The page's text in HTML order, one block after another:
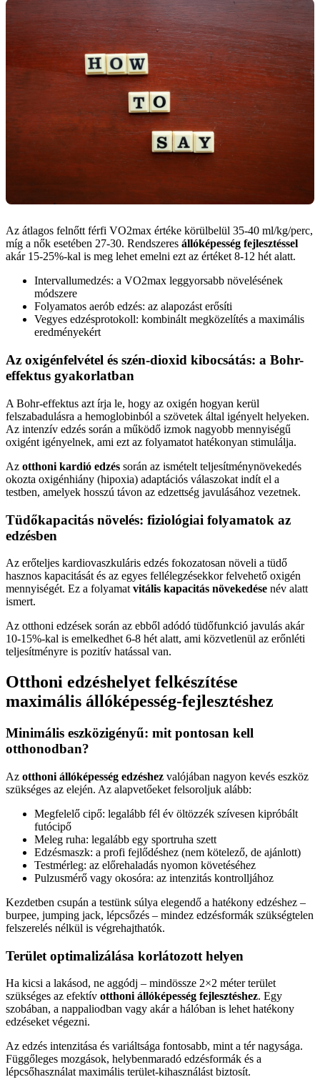
Az átlagos felnőtt férfi VO2max értéke körülbelül 35-40 ml/kg/perc,
míg a nők esetében 27-30. Rendszeres állóképesség fejlesztéssel
akár 15-25%-kal is meg lehet emelni ezt az értéket 8-12 hét alatt.
Intervallumedzés: a VO2max leggyorsabb növelésének
módszere
Folyamatos aerób edzés: az alapozást erősíti
Vegyes edzésprotokoll: kombinált megközelítés a maximális
eredményekért
Az oxigénfelvétel és szén-dioxid kibocsátás: a Bohr-
effektus gyakorlatban
A Bohr-effektus azt írja le, hogy az oxigén hogyan kerül
felszabadulásra a hemoglobinból a szövetek által igényelt helyeken.
Az intenzív edzés során a működő izmok nagyobb mennyiségű
oxigént igényelnek, ami ezt az folyamatot hatékonyan stimulálja.
Az otthoni kardió edzés során az ismételt teljesítménynövekedés
okozta oxigénhiány (hipoxia) adaptációs válaszokat indít el a
testben, amelyek hosszú távon az edzettség javulásához vezetnek.
Tüdőkapacitás növelés: fiziológiai folyamatok az
edzésben
Az erőteljes kardiovaszkuláris edzés fokozatosan növeli a tüdő
hasznos kapacitását és az egyes fellélegzésekkor felvehető oxigén
mennyiségét. Ez a folyamat vitális kapacitás növekedése név alatt
ismert.
Az otthoni edzések során az ebből adódó tüdőfunkció javulás akár
10-15%-kal is emelkedhet 6-8 hét alatt, ami közvetlenül az erőnléti
teljesítményre is pozitív hatással van.
Otthoni edzéshelyet felkészítése
maximális állóképesség-fejlesztéshez
Minimális eszközigényű: mit pontosan kell
otthonodban?
Az otthoni állóképesség edzéshez valójában nagyon kevés eszköz
szükséges az elején. Az alapvetőeket felsoroljuk alább:
Megfelelő cipő: legalább fél év öltözzék szívesen kipróbált
futócipő
Meleg ruha: legalább egy sportruha szett
Edzésmaszk: a profi fejlődéshez (nem kötelező, de ajánlott)
Testmérleg: az előrehaladás nyomon követéséhez
Pulzusmérő vagy okosóra: az intenzitás kontrolljához
Kezdetben csupán a testünk súlya elegendő a hatékony edzéshez –
burpee, jumping jack, lépcsőzés – mindez edzésformák szükségtelen
felszerelés nélkül is végrehajthatók.
Terület optimalizálása korlátozott helyen
Ha kicsi a lakásod, ne aggódj – mindössze 2×2 méter terület
szükséges az efektív otthoni állóképesség fejlesztéshez. Egy
szobában, a nappaliodban vagy akár a hálóban is lehet hatékony
edzéseket végezni.
Az edzés intenzitása és variáltsága fontosabb, mint a tér nagysága.
Függőleges mozgások, helybenmaradó edzésformák és a
lépcsőhasználat maximális terület-kihasználást biztosít.